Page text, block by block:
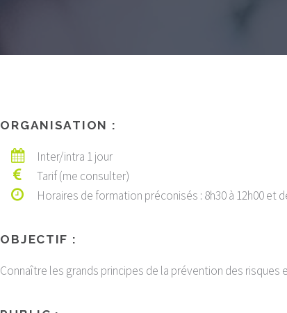
ORGANISATION :
Inter/intra 1 jour
Tarif (me consulter)
Horaires de formation préconisés : 8h30 à 12h00 et
OBJECTIF :
Connaître les grands principes de la prévention des